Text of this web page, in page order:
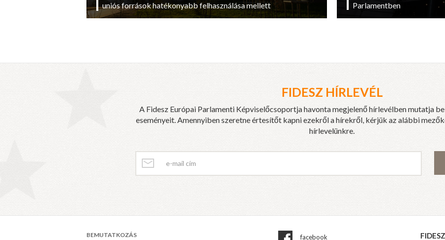
uniós források hatékonyabb felhasználása mellett
Parlamentben
FIDESZ HÍRLEVÉL
A Fidesz Európai Parlamenti Képviselőcsoportja havonta megjelenő hírlevélben mutatja
eseményeit. Amennyiben szeretne értesítőt kapni ezekről a hírekről, kérjük az alábbi
hírlevelünkre.
BEMUTATKOZÁS facebook